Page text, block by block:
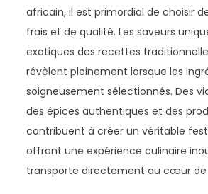
africain, il est primordial de choisir
frais et de qualité. Les saveurs
exotiques des recettes
révèlent pleinement lorsque les
soigneusement sélectionnés. Des
des épices authentiques et des
contribuent à créer un véritable
offrant une expérience culinaire
transporte directement au cœur de